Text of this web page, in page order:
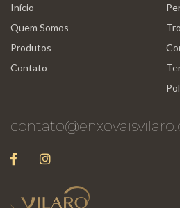
Início
Quem Somos
Produtos
Contato